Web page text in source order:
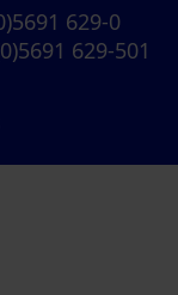
629-0
629-501